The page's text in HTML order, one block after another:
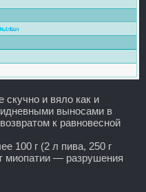
скучно и вяло как и
выносами в
к равновесной
100 г (2 л пива, 250 г
миопатии — разрушения